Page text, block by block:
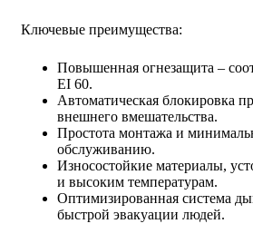
Ключевые преимущества:
Повышенная огнезащита –
EI 60.
Автоматическая блокировка
внешнего вмешательства.
Простота монтажа и
обслуживанию.
Износостойкие материалы,
и высоким температурам.
Оптимизированная система
быстрой эвакуации людей.